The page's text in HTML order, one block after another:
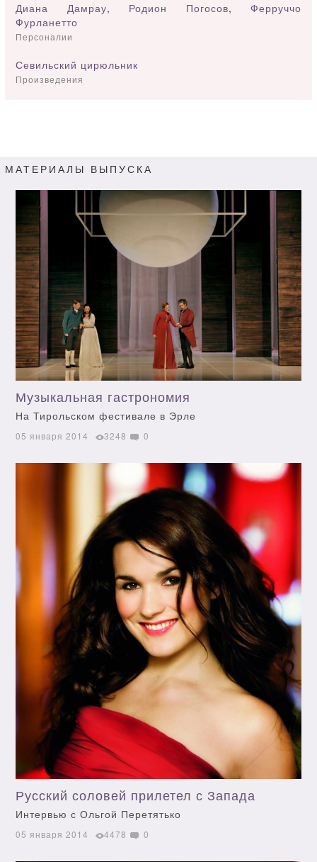
Диана Дамрау, Родион Погосов, Ферруччо
Фурланетто
Персоналии
Севильский цирюльник
Произведения
МАТЕРИАЛЫ ВЫПУСКА
Музыкальная гастрономия
На Тирольском фестивале в Эрле
05 января 2014 3248 0
Русский соловей прилетел с Запада
Интервью с Ольгой Перетятько
05 января 2014 4478 0